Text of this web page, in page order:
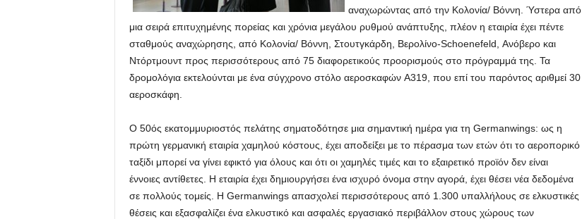
αναχωρώντας από την Κολονία/ Βόννη. Ύστερα από
μια σειρά επιτυχημένης πορείας και χρόνια μεγάλου ρυθμού ανάπτυξης, πλέον η εταιρία έχει πέντε
σταθμούς αναχώρησης, από Κολονία/ Βόννη, Στουτγκάρδη, Βερολίνο-Schoenefeld, Ανόβερο και
Ντόρτμουντ προς περισσότερους από 75 διαφορετικούς προορισμούς στο πρόγραμμά της. Τα
δρομολόγια εκτελούνται με ένα σύγχρονο στόλο αεροσκαφών A319, που επί του παρόντος αριθμεί 30
αεροσκάφη.
Ο 50ός εκατομμυριοστός πελάτης σηματοδότησε μια σημαντική ημέρα για τη Germanwings: ως η
πρώτη γερμανική εταιρία χαμηλού κόστους, έχει αποδείξει με το πέρασμα των ετών ότι το αεροπορικό
ταξίδι μπορεί να γίνει εφικτό για όλους και ότι οι χαμηλές τιμές και το εξαιρετικό προϊόν δεν είναι
έννοιες αντίθετες. Η εταιρία έχει δημιουργήσει ένα ισχυρό όνομα στην αγορά, έχει θέσει νέα δεδομένα
σε πολλούς τομείς. Η Germanwings απασχολεί περισσότερους από 1.300 υπαλλήλους σε ελκυστικές
θέσεις και εξασφαλίζει ένα ελκυστικό και ασφαλές εργασιακό περιβάλλον στους χώρους των